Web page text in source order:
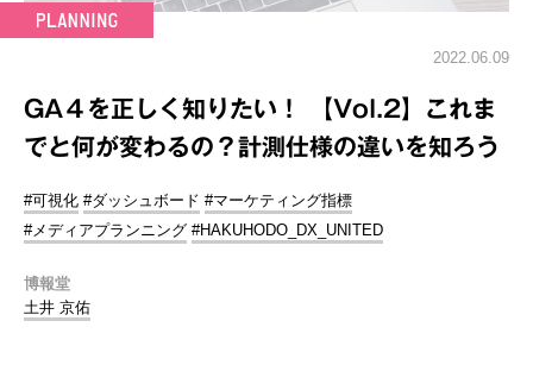
2022.06.09
GA４を正しく知りたい！ 【Vol.2】これま
でと何が変わるの？計測仕様の違いを知ろう
#可視化 #ダッシュボード #マーケティング指標
#メディアプランニング #HAKUHODO_DX_UNITED
博報堂
土井 京佑